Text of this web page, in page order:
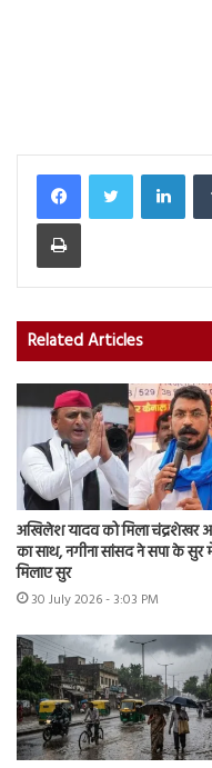
Print
Related Articles
अखिलेश यादव को मिला चंद्रशेखर
का साथ, नगीना सांसद ने सपा के सुर
मिलाए सुर
30 July 2026 - 3:03 PM